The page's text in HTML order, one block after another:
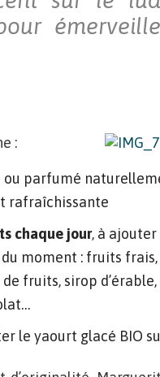
:
ou parfumé
rafraîchissante
chaque jour, à
moment : fruits
fruits, sirop
le yaourt glacé BIO